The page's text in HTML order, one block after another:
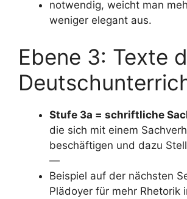
notwendig, weicht man
weniger elegant aus.
Ebene 3: Texte
Stufe 3a = schriftliche
die sich mit einem
beschäftigen und dazu
—
Beispiel auf der nächsten
Plädoyer für mehr Rhetorik